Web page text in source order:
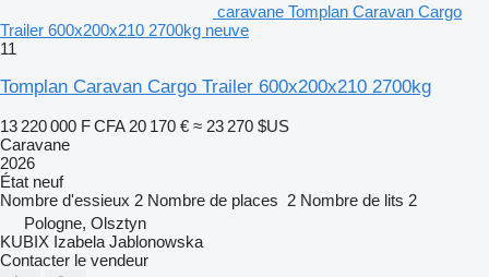
caravane Tomplan Caravan Cargo
Trailer 600x200x210 2700kg neuve
11
Tomplan Caravan Cargo Trailer 600x200x210 2700kg
13 220 000 F CFA 20 170 € ≈ 23 270 $US
Caravane
2026
État neuf
Nombre d'essieux 2 Nombre de places 2 Nombre de lits 2
Pologne, Olsztyn
KUBIX Izabela Jablonowska
Contacter le vendeur